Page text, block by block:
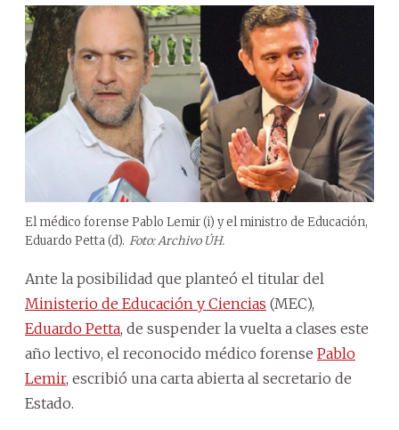
El médico forense Pablo Lemir (i) y el ministro de Educación,
Eduardo Petta (d). Foto: Archivo ÚH.
Ante la posibilidad que planteó el titular del
Ministerio de Educación y Ciencias (MEC),
Eduardo Petta, de suspender la vuelta a clases este
año lectivo, el reconocido médico forense Pablo
Lemir, escribió una carta abierta al secretario de
Estado.